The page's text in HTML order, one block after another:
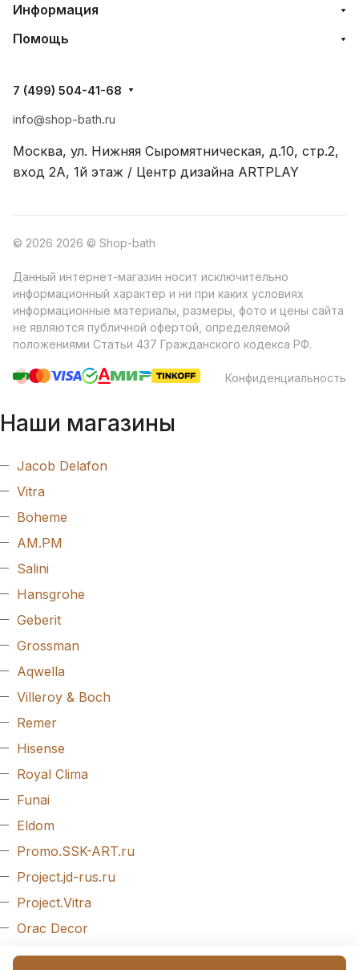
Информация
Помощь
7 (499) 504-41-68
info@shop-bath.ru
Москва, ул. Нижняя Сыромятническая, д.10, стр.2,
вход 2A, 1й этаж / Центр дизайна ARTPLAY
© 2026 2026 © Shop-bath
Данный интернет-магазин носит исключительно
информационный характер и ни при каких условиях
информационные материалы, размеры, фото и цены сайта
не являются публичной офертой, определяемой
положениями Статьи 437 Гражданского кодекса РФ.
Конфиденциальность
Наши магазины
Jacob Delafon
Vitra
Boheme
AM.PM
Salini
Hansgrohe
Geberit
Grossman
Aqwella
Villeroy & Boch
Remer
Hisense
Royal Clima
Funai
Eldom
Promo.SSK-ART.ru
Project.jd-rus.ru
Project.Vitra
Orac Decor
Evroplast